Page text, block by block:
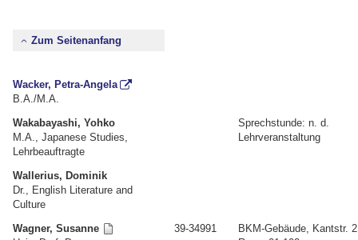
Zum Seitenanfang
Wacker, Petra-Angela
B.A./M.A.
Wakabayashi, Yohko
M.A., Japanese Studies,
Lehrbeauftragte
Sprechstunde: n. d.
Lehrveranstaltung
Wallerius, Dominik
Dr., English Literature and
Culture
Wagner, Susanne
39-34991
BKM-Gebäude, Kantstr.